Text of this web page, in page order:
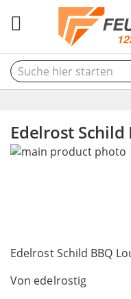
Edelrost Schild
Edelrost Schild BBQ
Von edelrostig
Skip
gallery
to
beginning